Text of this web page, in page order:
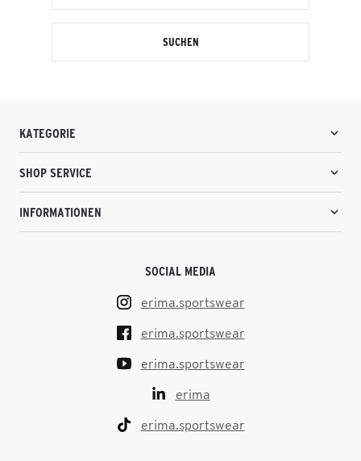
SUCHEN
KATEGORIE
SHOP SERVICE
INFORMATIONEN
SOCIAL MEDIA
erima.sportswear
erima.sportswear
erima.sportswear
erima
erima.sportswear